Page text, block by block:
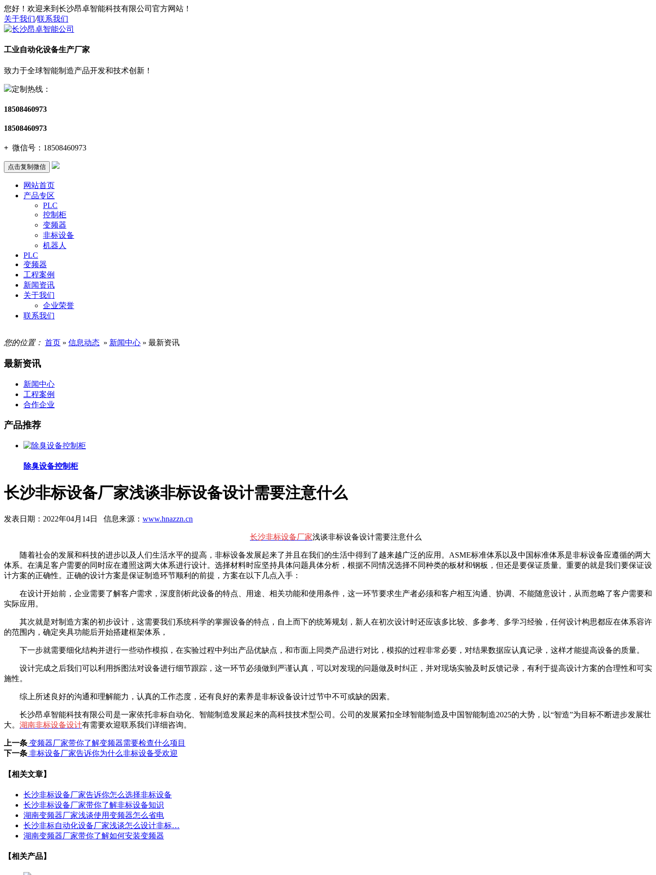
您好！欢迎来到长沙昂卓智能科技有限公司官方网站！
关于我们/联系我们
工业自动化设备生产厂家
致力于全球智能制造产品开发和技术创新！
定制热线：
18508460973
18508460973
+ 微信号： 18508460973
点击复制微信
网站首页
产品专区
PLC
控制柜
变频器
非标设备
机器人
PLC
变频器
工程案例
新闻资讯
关于我们
企业荣誉
联系我们
您的位置： 首页 » 信息动态 » 新闻中心 » 最新资讯
最新资讯
新闻中心
工程案例
合作企业
产品推荐
除臭设备控制柜
长沙非标设备厂家浅谈非标设备设计需要注意什么
发表日期：2022年04月14日 信息来源： www.hnazzn.cn
长沙非标设备厂家浅谈非标设备设计需要注意什么
随着社会的发展和科技的进步以及人们生活水平的提高，非标设备发展起来了并且在我们的生活中得到了越来越广泛的应用。ASME标准体系以及中国标准体系是非标设备应遵循的两大
体系。在满足客户需要的同时应在遵照这两大体系进行设计。选择材料时应坚持具体问题具体分析，根据不同情况选择不同种类的板材和钢板，但还是要保证质量。重要的就是我们要保证设
计方案的正确性。正确的设计方案是保证制造环节顺利的前提，方案在以下几点入手：
在设计开始前，企业需要了解客户需求，深度剖析此设备的特点、用途、相关功能和使用条件，这一环节要求生产者必须和客户相互沟通、协调、不能随意设计，从而忽略了客户需要和
实际应用。
其次就是对制造方案的初步设计，这需要我们系统科学的掌握设备的特点，自上而下的统筹规划，新人在初次设计时还应该多比较、多参考、多学习经验，任何设计构思都应在体系容许
的范围内，确定夹具功能后开始搭建框架体系，
下一步就需要细化结构并进行一些动作模拟，在实验过程中列出产品优缺点，和市面上同类产品进行对比，模拟的过程非常必要，对结果数据应认真记录，这样才能提高设备的质量。
设计完成之后我们可以利用拆图法对设备进行细节跟踪，这一环节必须做到严谨认真，可以对发现的问题做及时纠正，并对现场实验及时反馈记录，有利于提高设计方案的合理性和可实
施性。
综上所述良好的沟通和理解能力，认真的工作态度，还有良好的素养是非标设备设计过节中不可或缺的因素。
长沙昂卓智能科技有限公司是一家依托非标自动化、智能制造发展起来的高科技技术型公司。公司的发展紧扣全球智能制造及中国智能制造2025的大势，以“智造”为目标不断进步发展壮
大。 湖南非标设备设计有需要欢迎联系我们详细咨询。
上一条 变频器厂家带你了解变频器需要检查什么项目
下一条 非标设备厂家告诉你为什么非标设备受欢迎
【相关文章】
长沙非标设备厂家告诉你怎么选择非标设备
长沙非标设备厂家带你了解非标设备知识
湖南变频器厂家浅谈使用变频器怎么省电
长沙非标自动化设备厂家浅谈怎么设计非标…
湖南变频器厂家带你了解如何安装变频器
【相关产品】